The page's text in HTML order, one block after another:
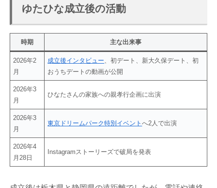
ゆたひな成立後の活動
時期 主な出来事
2026年2
月
成立後インタビュー 、初デート、新大久保デート、初
おうちデートの動画が公開
2026年3
月
ひなたさんの家族への親孝行企画に出演
2026年3
月
東京ドリームパーク特別イベントへ2人で出演
2026年4
月28日
Instagramストーリーズで破局を発表